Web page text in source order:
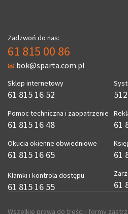
Zadzwoń do nas:
61 815 00 86
bok@sparta.com.pl
Sklep internetowy
61 815 16 52
Pomoc techniczna i zaopatrzenie
61 815 16 48
Okucia okienne obwiedniowe
61 815 16 65
Klamki i kontrola dostępu
61 815 16 55
61
61
61
Wszelkie prawa do treści i formy